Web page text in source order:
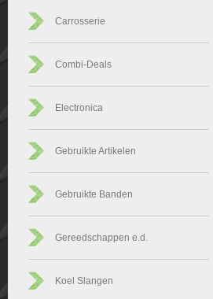
Carrosserie
Combi-Deals
Electronica
Gebruikte Artikelen
Gebruikte Banden
Gereedschappen e.d.
Koel Slangen